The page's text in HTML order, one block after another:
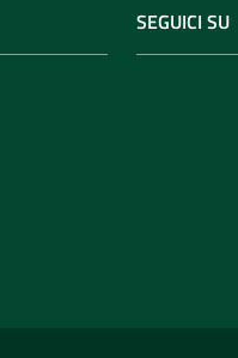
SEGUICI SU